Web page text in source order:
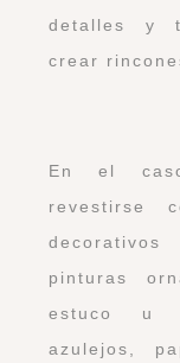
detalles y
crear
En el
revestirse
pinturas
estuco u
azulejos,